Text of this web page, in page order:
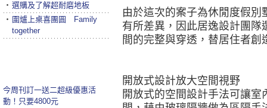
由於這次的案子為休閒度假
有所差異，因此居逸設計團
間的完整與穿透，替居住者
開放式設計放大空間視野
開放式的空間設計手法可讓
‧ 選購及了解超耐磨地板
‧ 圍爐上桌喜團圓 Family
together
今周刊訂一送二超級優惠活
動！只要4800元